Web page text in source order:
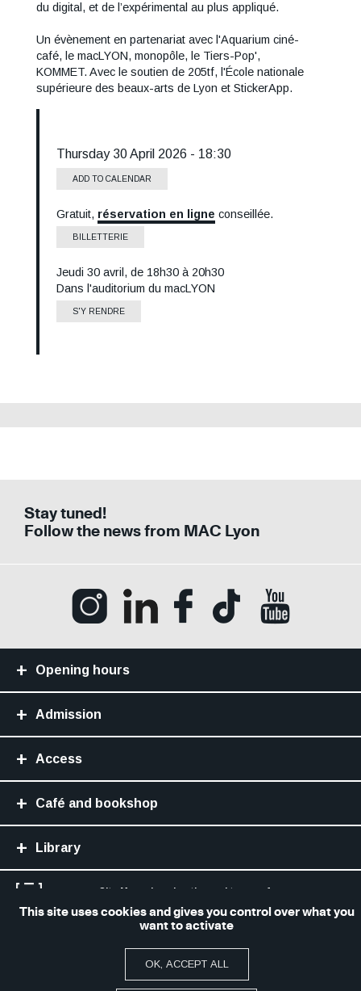
du digital, et de l’expérimental au plus appliqué.
Un évènement en partenariat avec l'Aquarium ciné-
café, le macLYON, monopôle, le Tiers-Pop',
KOMMET. Avec le soutien de 205tf, l'École nationale
supérieure des beaux-arts de Lyon et StickerApp.
Thursday 30 April 2026 - 18:30
ADD TO CALENDAR
Tarif
Gratuit, réservation en ligne conseillée.
BILLETTERIE
Informations
horaires
Jeudi 30 avril, de 18h30 à 20h30
Lieu
Dans l'auditorium du macLYON
S'Y RENDRE
Stay tuned!
Follow the news from MAC Lyon
Ouvrir la page Instagram (Nouvelle
Ouvrir la page LinkedIn
Ouvrir la page Facebook
Ouvrir la page
Opening hours
Admission
Access
Café and bookshop
Library
Site Map
Legal notice and terms of use
Accessibilité numérique : non conforme
Paramétrer les cookies
This site uses cookies and gives you control over what you
want to activate
OK, ACCEPT ALL